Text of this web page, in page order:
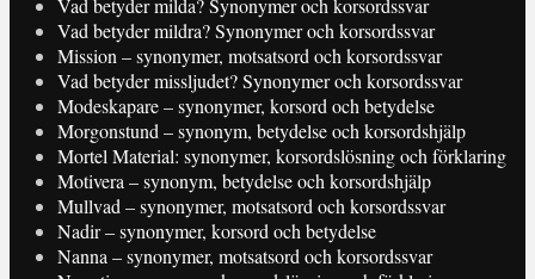
Vad betyder mildra? Synonymer och korsordssvar
Mission – synonymer, motsatsord och korsordssvar
Vad betyder missljudet? Synonymer och korsordssvar
Modeskapare – synonymer, korsord och betydelse
Morgonstund – synonym, betydelse och korsordshjälp
Mortel Material: synonymer, korsordslösning och förklaring
Motivera – synonym, betydelse och korsordshjälp
Mullvad – synonymer, motsatsord och korsordssvar
Nadir – synonymer, korsord och betydelse
Nanna – synonymer, motsatsord och korsordssvar